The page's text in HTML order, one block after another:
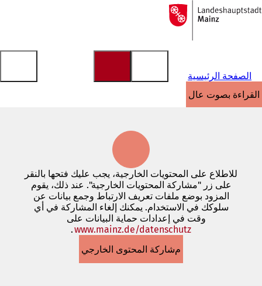
الانتقال إلى المحتوى
إلى
الصفحة
الصفحة الرئيسية
القراءة بصوت عالٍ
للاطلاع على المحتويات الخارجية، يجب عليك فتحها بالنقر
على زر "مشاركة المحتويات الخارجية". عند ذلك، يقوم
المزود بوضع ملفات تعريف الارتباط وجمع بيانات عن
سلوكك في الاستخدام. يمكنك إلغاء المشاركة في أي
وقت في إعدادات حماية البيانات على
www.mainz.de/datenschutz(يفتح.
مشاركة المحتوى الخارجي